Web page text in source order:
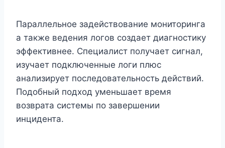
Параллельное задействование мониторинга
а также ведения логов создает диагностику
эффективнее. Специалист получает сигнал,
изучает подключенные логи плюс
анализирует последовательность действий.
Подобный подход уменьшает время
возврата системы по завершении
инцидента.